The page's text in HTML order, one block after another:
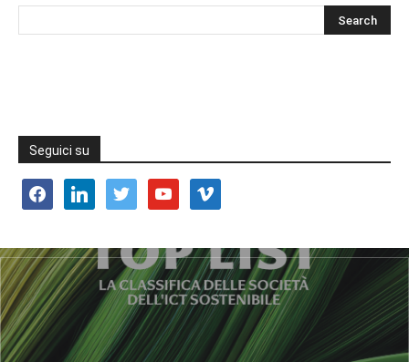
Seguici su
facebooklinkedin twitter youtube vimeo